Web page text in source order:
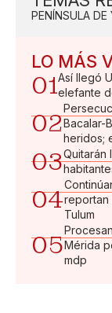
PENÍNSULA DE
LO MÁS
01Así llegó
elefante
02Bacalar-
heridos;
03Quitarán
04reportan
Tulum
05Mérida
mdp